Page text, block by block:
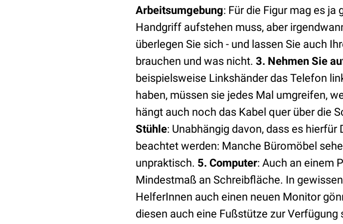
Arbeitsumgebung: Für die Figur mag es ja
Handgriff aufstehen muss, aber
überlegen Sie sich - und lassen Sie auch
brauchen und was nicht. 3. Nehmen Sie
beispielsweise Linkshänder das Telefon
haben, müssen sie jedes Mal umgreifen,
hängt auch noch das Kabel quer über die
Stühle: Unabhängig davon, dass es
beachtet werden: Manche Büromöbel
unpraktisch. 5. Computer: Auch an einem
Mindestmaß an Schreibfläche. In
HelferInnen auch einen neuen Monitor
diesen auch eine Fußstütze zur Verfügung